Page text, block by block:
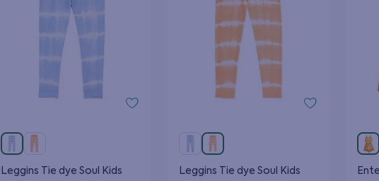
Leggins Tie dye Soul Kids
Leggins Tie dye Soul Kids